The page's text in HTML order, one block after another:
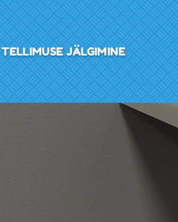
TELLIMUSE JÄLGIMINE